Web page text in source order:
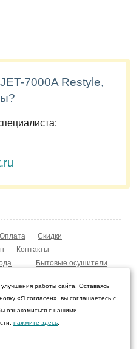
7000A Restyle,
Оплата
Скидки
Контакты
Бытовые осушители
воздуха
Boneco W210
Климат»
работы сайта. Оставаясь
«Я согласен», вы соглашаетесь с
ознакомиться с нашими
нажмите здесь